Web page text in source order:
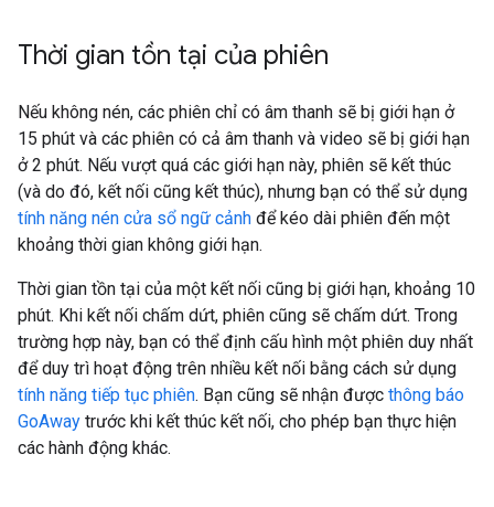
Thời gian tồn tại của phiên
Nếu không nén, các phiên chỉ có âm thanh sẽ bị giới hạn ở
15 phút và các phiên có cả âm thanh và video sẽ bị giới hạn
ở 2 phút. Nếu vượt quá các giới hạn này, phiên sẽ kết thúc
(và do đó, kết nối cũng kết thúc), nhưng bạn có thể sử dụng
tính năng nén cửa sổ ngữ cảnh để kéo dài phiên đến một
khoảng thời gian không giới hạn.
Thời gian tồn tại của một kết nối cũng bị giới hạn, khoảng 10
phút. Khi kết nối chấm dứt, phiên cũng sẽ chấm dứt. Trong
trường hợp này, bạn có thể định cấu hình một phiên duy nhất
để duy trì hoạt động trên nhiều kết nối bằng cách sử dụng
tính năng tiếp tục phiên. Bạn cũng sẽ nhận được thông báo
GoAway trước khi kết thúc kết nối, cho phép bạn thực hiện
các hành động khác.